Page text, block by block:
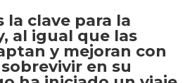
la clave para la
al igual que las
y mejoran con
en su